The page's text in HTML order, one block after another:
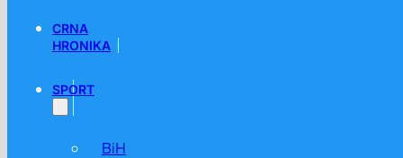
CRNA
HRONIKA
SPORT
BiH